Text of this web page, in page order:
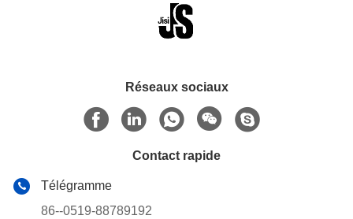
Réseaux sociaux
Contact rapide
Télégramme
86--0519-88789192